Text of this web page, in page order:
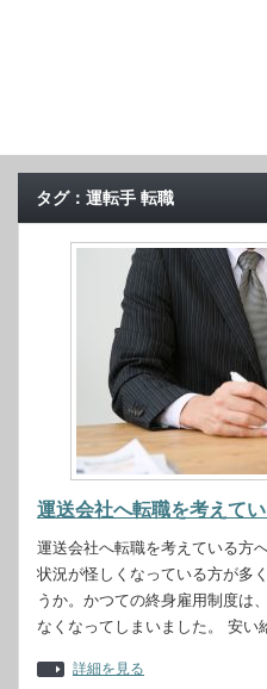
タグ：運転手 転職
運送会社へ転職を考えて
運送会社へ転職を考えている
状況が怪しくなっている方が多
うか。かつての終身雇用制度は
なくなってしまいました。 安い
詳細を見る